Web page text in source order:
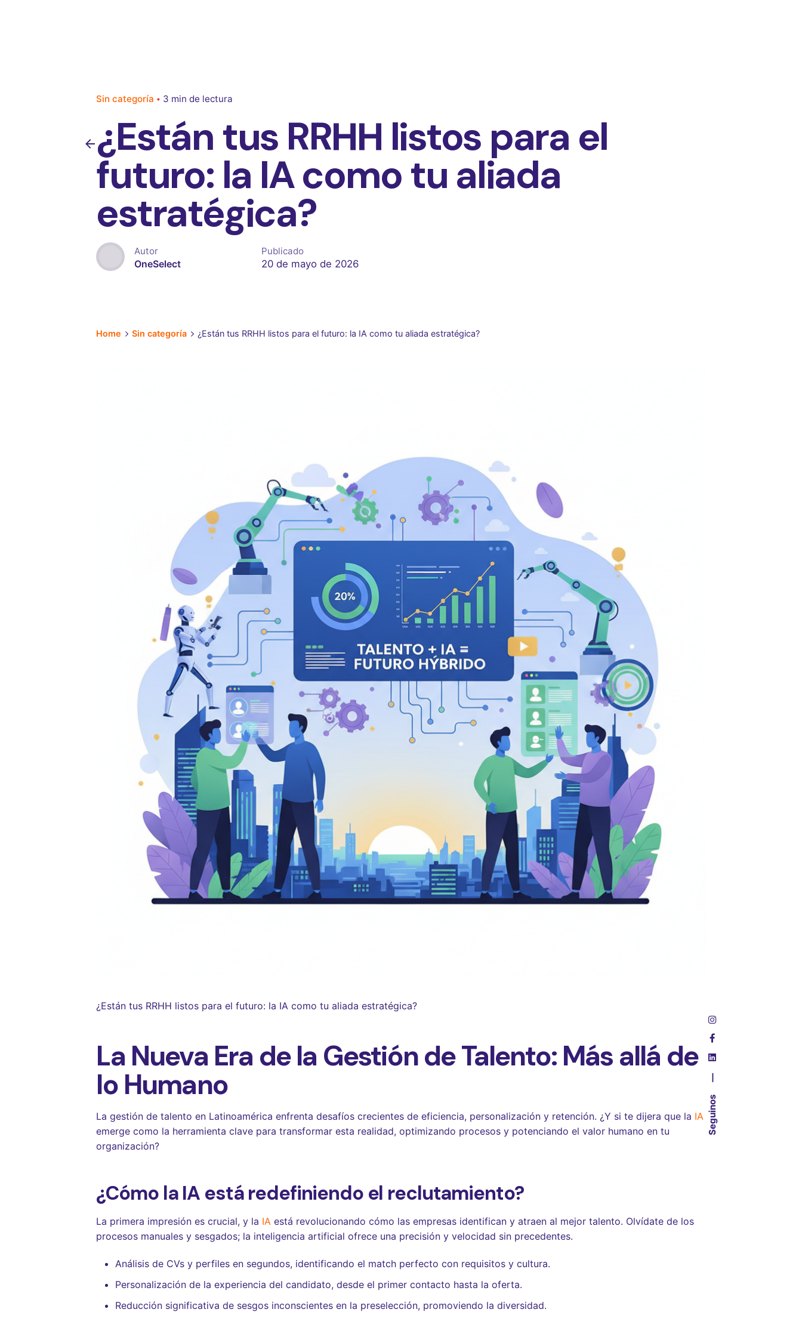
Seguinos
Sin categoría 3 min de lectura
¿Están tus RRHH listos para el
futuro: la IA como tu aliada
estratégica?
Autor
OneSelect
Publicado
20 de mayo de 2026
Home Sin categoría ¿Están tus RRHH listos para el futuro: la IA como tu aliada estratégica?
¿Están tus RRHH listos para el futuro: la IA como tu aliada estratégica?
La Nueva Era de la Gestión de Talento: Más allá de
lo Humano
La gestión de talento en Latinoamérica enfrenta desafíos crecientes de eficiencia, personalización y retención. ¿Y si te dijera que la IA
emerge como la herramienta clave para transformar esta realidad, optimizando procesos y potenciando el valor humano en tu
organización?
¿Cómo la IA está redefiniendo el reclutamiento?
La primera impresión es crucial, y la IA está revolucionando cómo las empresas identifican y atraen al mejor talento. Olvídate de los
procesos manuales y sesgados; la inteligencia artificial ofrece una precisión y velocidad sin precedentes.
Análisis de CVs y perfiles en segundos, identificando el match perfecto con requisitos y cultura.
Personalización de la experiencia del candidato, desde el primer contacto hasta la oferta.
Reducción significativa de sesgos inconscientes en la preselección, promoviendo la diversidad.